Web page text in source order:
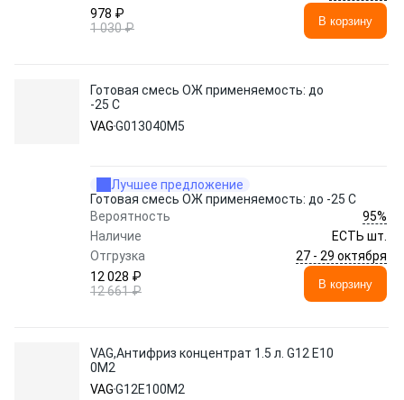
978 ₽
1 030 ₽
В корзину
Готовая смесь ОЖ применяемость: до
-25 C
VAGG013040M5
Лучшее предложение
Готовая смесь ОЖ применяемость: до -25 C
Вероятность
95%
Наличие
ЕСТЬ шт.
Отгрузка
27 - 29 октября
12 028 ₽
12 661 ₽
В корзину
VAG,Антифриз концентрат 1.5 л. G12 E10
0M2
VAGG12E100M2